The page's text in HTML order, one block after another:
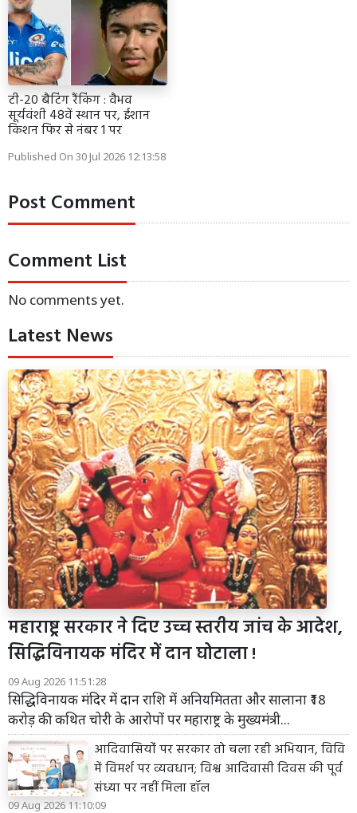
टी-20 बैटिंग रैंकिंग : वैभव
सूर्यवंशी 48वें स्थान पर, ईशान
किशन फिर से नंबर 1 पर
Published On 30 Jul 2026 12:13:58
Post Comment
Comment List
No comments yet.
Latest News
महाराष्ट्र सरकार ने दिए उच्च स्तरीय जांच के आदेश,
सिद्धिविनायक मंदिर में दान घोटाला !
09 Aug 2026 11:51:28
सिद्धिविनायक मंदिर में दान राशि में अनियमितता और सालाना ₹18
करोड़ की कथित चोरी के आरोपों पर महाराष्ट्र के मुख्यमंत्री...
आदिवासियोंं पर सरकार तो चला रही अभियान, विवि
में विमर्श पर व्यवधान; विश्व आदिवासी दिवस की पूर्व
संध्या पर नहीं मिला हॉल
09 Aug 2026 11:10:09